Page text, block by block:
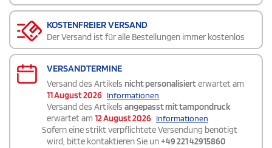
KOSTENFREIER VERSAND
Der Versand ist für alle Bestellungen immer kostenlos
VERSANDTERMINE
Versand des Artikels nicht personalisierterwartet am
11 August 2026 Informationen
Versand des Artikels angepasst mit tampondruck
erwartet am 12 August 2026 Informationen
Sofern eine strikt verpflichtete Versendung benötigt
wird, bitte kontaktieren Sie un+49 221 42915860